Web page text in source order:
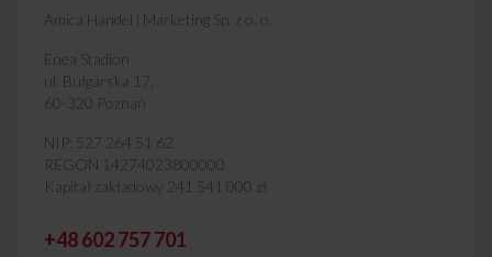
Amica Handel i Marketing Sp. z o. o.
Enea Stadion
ul. Bułgarska 17,
60-320 Poznań
NIP: 527 264 51 62
REGON 14274023800000
Kapitał zakładowy 241 541 000 zł
+48 602 757 701